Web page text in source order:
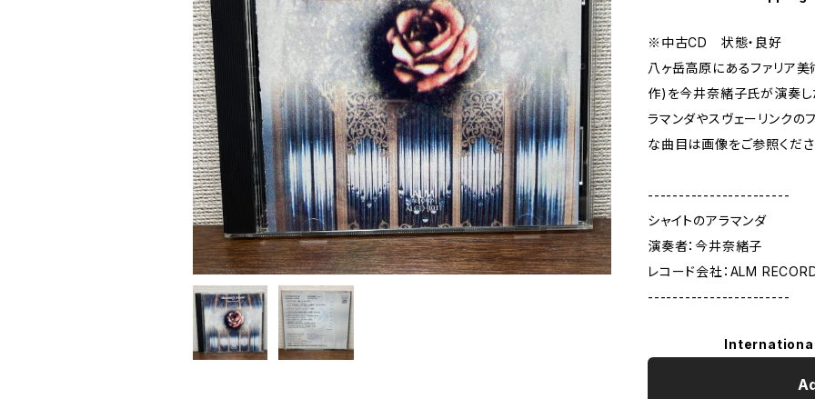
※中古CD 状態・良好
八ヶ岳高原にあるファリア
作)を今井奈緒子氏が演奏し
ラマンダやスヴェーリンクの
な曲目は画像をご参照くださ
-----------------------
シャイトのアラマンダ
演奏者：今井奈緒子
レコード会社：ALM
-----------------------